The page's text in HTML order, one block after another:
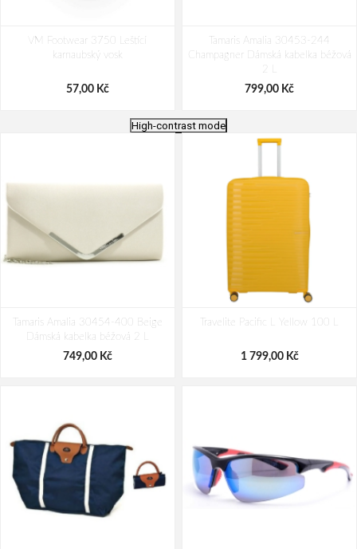
VM Footwear 3750 Leštící
karnaubský vosk
57,00 Kč
Tamaris Amalia 30453-244
Champagner Dámská kabelka béžová
2 L
799,00 Kč
modrá Modrá 1 l
69,00 Kč
water stop
High-contrast mode
Tamaris Amalia 30454-400 Beige
Dámská kabelka béžová 2 L
749,00 Kč
Travelite Pacific L Yellow 100 L
1 799,00 Kč